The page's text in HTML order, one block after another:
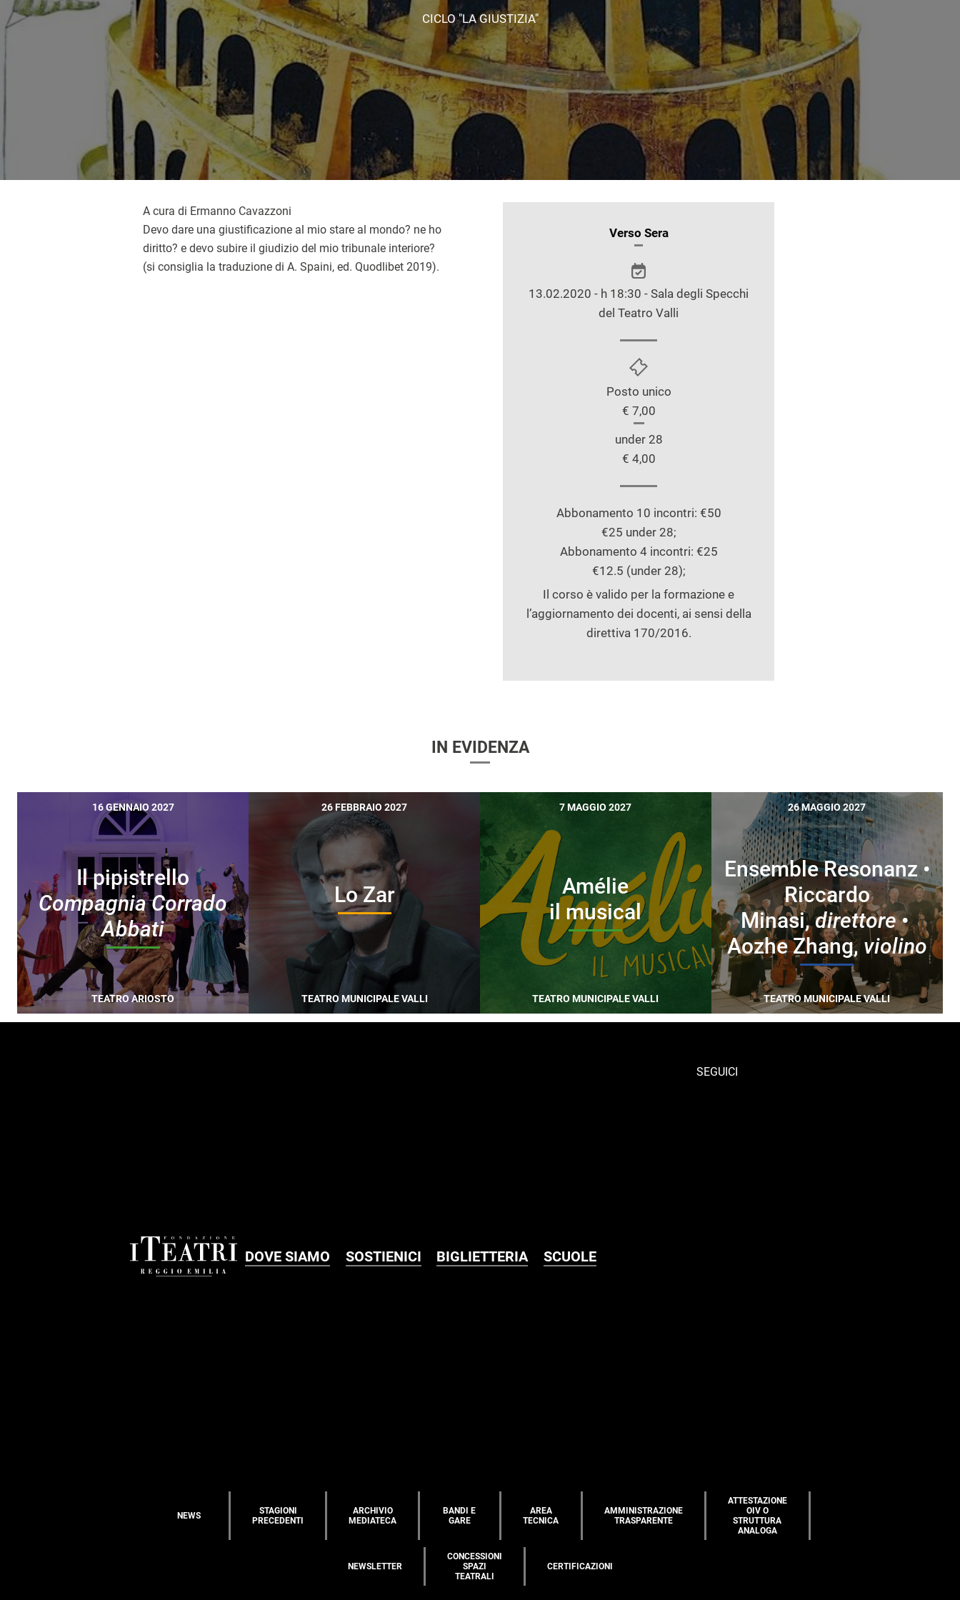
CICLO "LA GIUSTIZIA"
A cura di Ermanno Cavazzoni
Devo dare una giustificazione al mio stare al mondo? ne ho
diritto? e devo subire il giudizio del mio tribunale interiore?
(si consiglia la traduzione di A. Spaini, ed. Quodlibet 2019).
INFORMAZIONIVerso Sera
13.02.2020 - h 18:30 - Sala degli Specchi
del Teatro Valli
Posto unico
€ 7,00
under 28
€ 4,00
Abbonamento 10 incontri: €50
€25 under 28;
Abbonamento 4 incontri: €25
€12.5 (under 28);
Il corso è valido per la formazione e
l’aggiornamento dei docenti, ai sensi della
direttiva 170/2016.
IN EVIDENZA
16 GENNAIO 2027
Il pipistrello
Compagnia Corrado
Abbati
TEATRO ARIOSTO
26 FEBBRAIO 2027
Lo Zar
TEATRO MUNICIPALE VALLI
7 MAGGIO 2027
Amélie
il musical
TEATRO MUNICIPALE VALLI
26 MAGGIO 2027
Ensemble Resonanz •
Riccardo
Minasi,direttore•
Aozhe Zhang,violino
TEATRO MUNICIPALE VALLI
DOVE SIAMO SOSTIENICI BIGLIETTERIA SCUOLE
SEGUICI
NEWS
STAGIONI
PRECEDENTI
ARCHIVIO
MEDIATECA
BANDI E
GARE
AREA
TECNICA
AMMINISTRAZIONE
TRASPARENTE
ATTESTAZIONE
OIV O
STRUTTURA
ANALOGA
NEWSLETTER
CONCESSIONI
SPAZI
TEATRALI
CERTIFICAZIONI